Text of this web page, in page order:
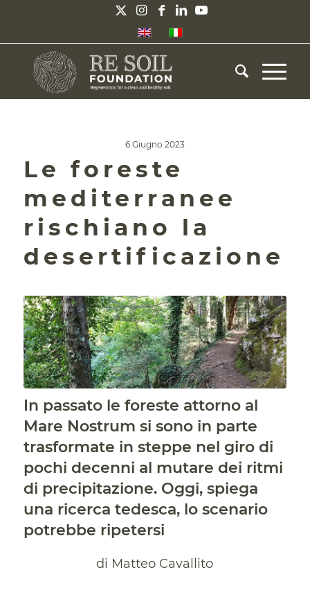
6 Giugno 2023
Le foreste
mediterranee
rischiano la
desertificazione
In passato le foreste attorno al
Mare Nostrum si sono in parte
trasformate in steppe nel giro di
pochi decenni al mutare dei ritmi
di precipitazione. Oggi, spiega
una ricerca tedesca, lo scenario
potrebbe ripetersi
di Matteo Cavallito